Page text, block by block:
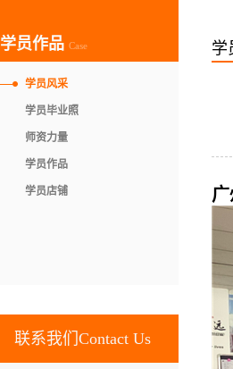
学员作品 Case
学员风采
学员毕业照
师资力量
学员作品
学员店铺
联系我们Contact Us
学